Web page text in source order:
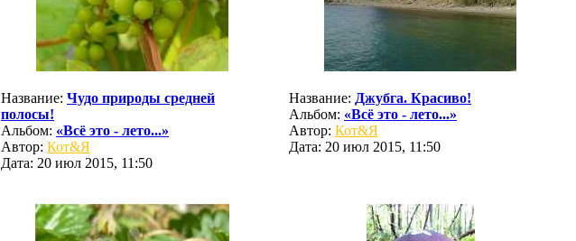
Название: Чудо природы средней
полосы!
Альбом: «Всё это - лето...»
Автор: Кот&Я
Дата: 20 июл 2015, 11:50
Название: Джубга. Красиво!
Альбом: «Всё это - лето...»
Автор: Кот&Я
Дата: 20 июл 2015, 11:50